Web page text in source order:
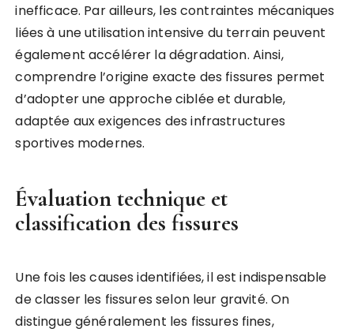
inefficace. Par ailleurs, les contraintes mécaniques
liées à une utilisation intensive du terrain peuvent
également accélérer la dégradation. Ainsi,
comprendre l’origine exacte des fissures permet
d’adopter une approche ciblée et durable,
adaptée aux exigences des infrastructures
sportives modernes.
Évaluation technique et
classification des fissures
Une fois les causes identifiées, il est indispensable
de classer les fissures selon leur gravité. On
distingue généralement les fissures fines,